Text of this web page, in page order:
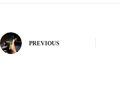
PREVIOUS